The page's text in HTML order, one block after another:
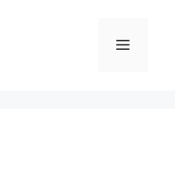
Menu